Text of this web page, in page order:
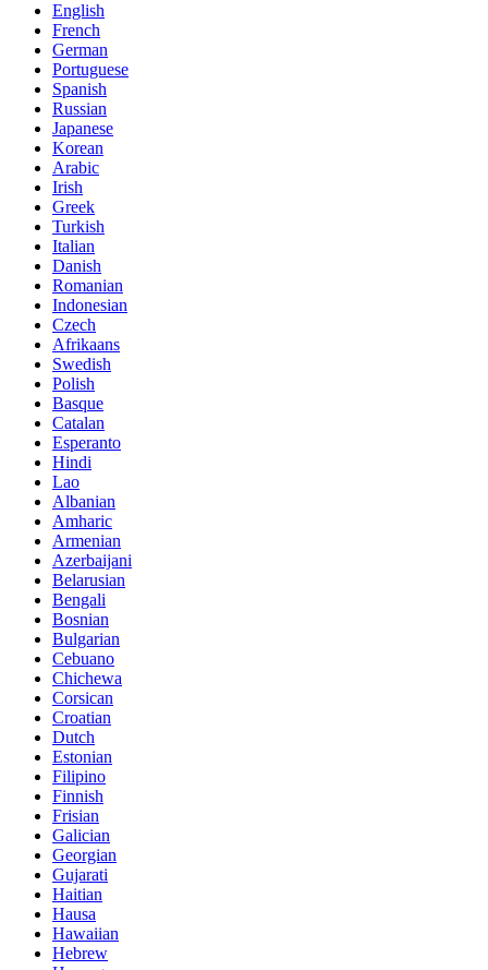
English
French
German
Portuguese
Spanish
Russian
Japanese
Korean
Arabic
Irish
Greek
Turkish
Italian
Danish
Romanian
Indonesian
Czech
Afrikaans
Swedish
Polish
Basque
Catalan
Esperanto
Hindi
Lao
Albanian
Amharic
Armenian
Azerbaijani
Belarusian
Bengali
Bosnian
Bulgarian
Cebuano
Chichewa
Corsican
Croatian
Dutch
Estonian
Filipino
Finnish
Frisian
Galician
Georgian
Gujarati
Haitian
Hausa
Hawaiian
Hebrew